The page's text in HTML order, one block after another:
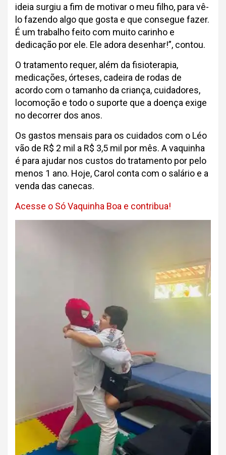
ideia surgiu a fim de motivar o meu filho, para vê-
lo fazendo algo que gosta e que consegue fazer.
É um trabalho feito com muito carinho e
dedicação por ele. Ele adora desenhar!”, contou.
O tratamento requer, além da fisioterapia,
medicações, órteses, cadeira de rodas de
acordo com o tamanho da criança, cuidadores,
locomoção e todo o suporte que a doença exige
no decorrer dos anos.
Os gastos mensais para os cuidados com o Léo
vão de R$ 2 mil a R$ 3,5 mil por mês. A vaquinha
é para ajudar nos custos do tratamento por pelo
menos 1 ano. Hoje, Carol conta com o salário e a
venda das canecas.
Acesse o Só Vaquinha Boa e contribua!